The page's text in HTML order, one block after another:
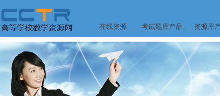
在线资源 考试题库产品 资源库